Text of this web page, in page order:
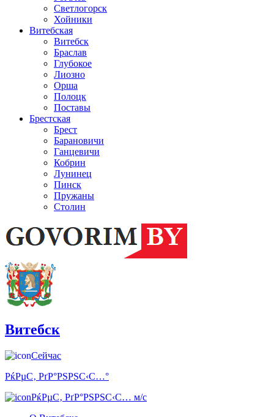
Светлогорск
Хойники
Витебская
Витебск
Браслав
Глубокое
Лиозно
Орша
Полоцк
Поставы
Брестская
Брест
Барановичи
Ганцевичи
Кобрин
Лунинец
Пинск
Пружаны
Столин
Витебск
Сейчас
РќРµС‚ РґР°РЅРЅС‹С…°
РќРµС‚ РґР°РЅРЅС‹С… м/с